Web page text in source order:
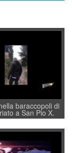
baraccopoli di
a San Pio X.
Vicentini: “faremo
di Natale ai
residenti”